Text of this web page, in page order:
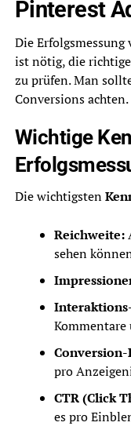
Pinterest
Die
ist nötig, die
zu prüfen. Man
Conversions achten.
Wichtige
Die wichtigsten
Reichweite:
sehen
Kommentare
Conversion-
pro
CTR (Click
es pro